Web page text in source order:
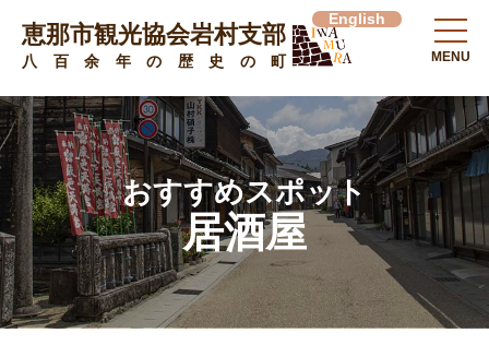
恵那市観光協会岩村支部
八百余年の歴史の町
English
MENU
おすすめスポット
居酒屋